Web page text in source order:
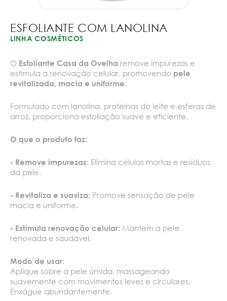
ESFOLIANTE COM LANOLINA
LINHA COSMÉTICOS
O Esfoliante Casa da Ovelha remove impurezas e
estimula a renovação celular, promovendo pele
revitalizada, macia e uniforme.
Formulado com lanolina, proteínas do leite e esferas de
arroz, proporciona esfoliação suave e eficiente.
O que o produto faz:
- Remove impurezas: Elimina células mortas e resíduos
da pele.
- Revitaliza e suaviza: Promove sensação de pele
macia e uniforme.
- Estimula renovação celular: Mantém a pele
renovada e saudável.
Modo de usar:
Aplique sobre a pele úmida, massageando
suavemente com movimentos leves e circulares.
Enxágue abundantemente.